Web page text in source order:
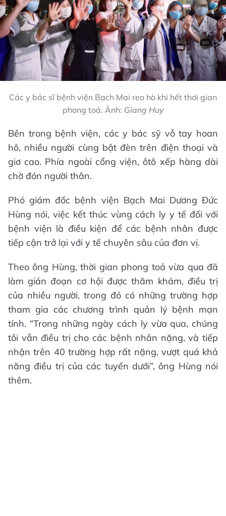
Các y bác sĩ bệnh viện Bạch Mai reo hò khi hết thơi gian
phong toả. Ảnh: Giang Huy
Bên trong bệnh viện, các y bác sỹ vỗ tay hoan
hô, nhiều người cùng bật đèn trên điện thoại và
giơ cao. Phía ngoài cổng viện, ôtô xếp hàng dài
chờ đón người thân.
Phó giám đốc bệnh viện Bạch Mai Dương Đức
Hùng nói, việc kết thúc vùng cách ly y tế đối với
bệnh viện là điều kiện để các bệnh nhân được
tiếp cận trở lại với y tế chuyên sâu của đơn vị.
Theo ông Hùng, thời gian phong toả vừa qua đã
làm gián đoạn cơ hội được thăm khám, điều trị
của nhiều người, trong đó có những trường hợp
tham gia các chương trình quản lý bệnh mạn
tính. “Trong những ngày cách ly vừa qua, chúng
tôi vẫn điều trị cho các bệnh nhân nặng, và tiếp
nhận trên 40 trường hợp rất nặng, vượt quá khả
năng điều trị của các tuyến dưới”, ông Hùng nói
thêm.